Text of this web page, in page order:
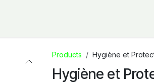
Products Hygiène et
Hygiène et